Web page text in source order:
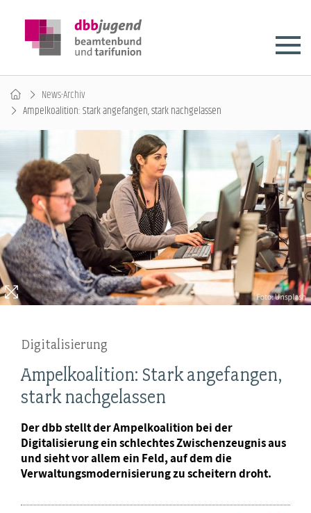
News-Archiv
Ampelkoalition: Stark angefangen, stark nachgelassen
Digitalisierung
Ampelkoalition: Stark angefangen,
stark nachgelassen
Der dbb stellt der Ampelkoalition bei der
Digitalisierung ein schlechtes Zwischenzeugnis aus
und sieht vor allem ein Feld, auf dem die
Verwaltungsmodernisierung zu scheitern droht.